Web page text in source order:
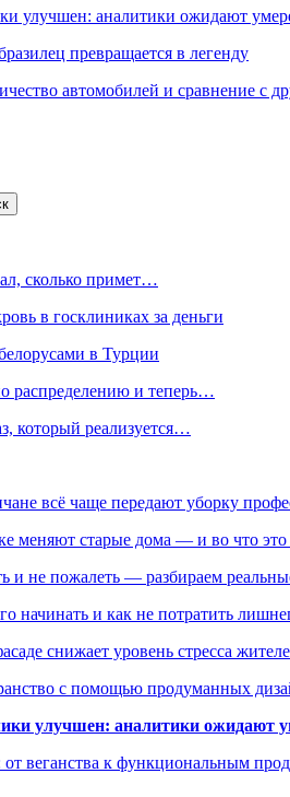
улучшен: аналитики ожидают
превращается в легенду
автомобилей и сравнение с
сколько примет…
в госклиниках за деньги
в Турции
распределению и теперь…
который реализуется…
всё чаще передают уборку
меняют старые дома — и во что это
и не пожалеть — разбираем
начинать и как не потратить
снижает уровень стресса
с помощью продуманных
улучшен: аналитики ожидают
веганства к функциональным